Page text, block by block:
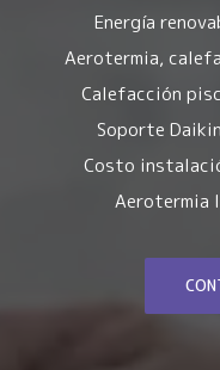
Energía
Aerotermia,
Calefacción
Soporte
Costo
Aerotermia